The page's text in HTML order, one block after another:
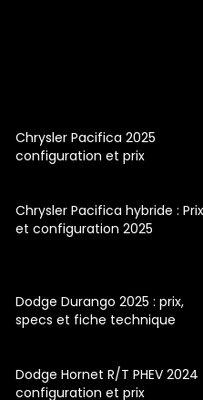
Chrysler Pacifica 2025
configuration et prix
Chrysler Pacifica hybride : Prix
et configuration 2025
Dodge Durango 2025 : prix,
specs et fiche technique
Dodge Hornet R/T PHEV 2024
configuration et prix